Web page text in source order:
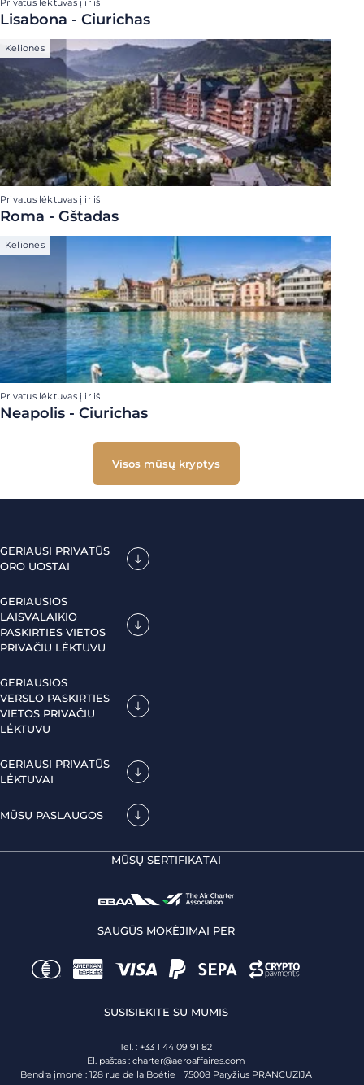
Lisabona - Ciurichas
Kelionės
Privatus lėktuvas į ir iš
Roma - Gštadas
Kelionės
Privatus lėktuvas į ir iš
Neapolis - Ciurichas
Visos mūsų kryptys
GERIAUSI PRIVATŪS
ORO UOSTAI
GERIAUSIOS
LAISVALAIKIO
PASKIRTIES VIETOS
PRIVAČIU LĖKTUVU
GERIAUSIOS
VERSLO PASKIRTIES
VIETOS PRIVAČIU
LĖKTUVU
GERIAUSI PRIVATŪS
LĖKTUVAI
MŪSŲ PASLAUGOS
MŪSŲ SERTIFIKATAI
SAUGŪS MOKĖJIMAI PER
SUSISIEKITE SU MUMIS
Tel. : +33 1 44 09 91 82
El. paštas : charter@aeroaffaires.com
Bendra įmonė : 128 rue de la Boétie 75008 Paryžius PRANCŪZIJA